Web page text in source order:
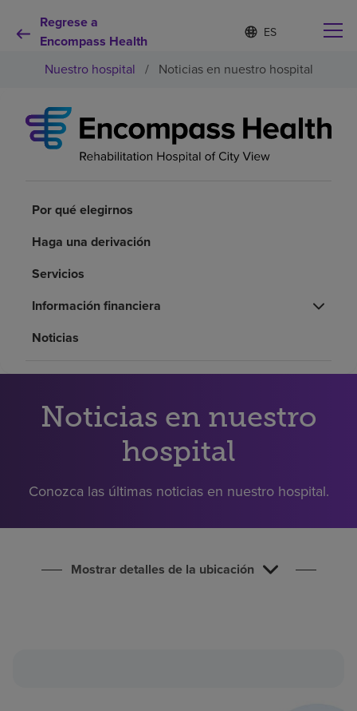
Regrese a
Encompass Health
Lista
de
idiomas
contraída
d
o
s
e
e
Por qué debe elegirnos
Recursos de salud
Inversores
Pagar mi factura
Nuestro hospital / Noticias en nuestro hospital
Por qué elegirnos
Haga una derivación
Servicios
Información financiera
Noticias
Noticias en nuestro
hospital
Conozca las últimas noticias en nuestro hospital.
Mostrar detalles de la ubicación